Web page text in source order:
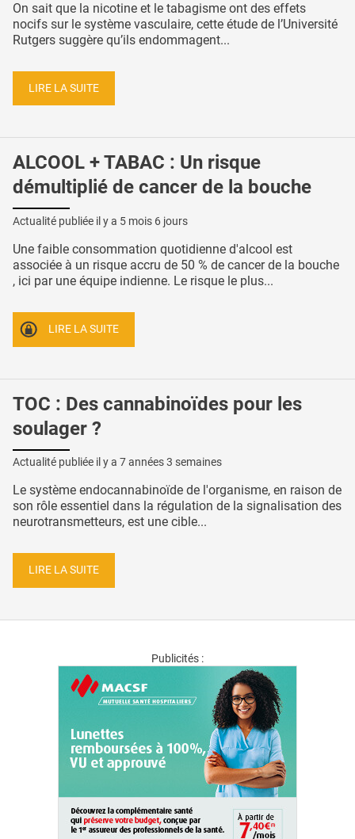
On sait que la nicotine et le tabagisme ont des effets
nocifs sur le système vasculaire, cette étude de l’Université
Rutgers suggère qu’ils endommagent...
LIRE LA SUITE
ALCOOL + TABAC : Un risque
démultiplié de cancer de la bouche
Actualité publiée il y a 5 mois 6 jours
Une faible consommation quotidienne d'alcool est
associée à un risque accru de 50 % de cancer de la bouche
, ici par une équipe indienne. Le risque le plus...
LIRE LA SUITE
TOC : Des cannabinoïdes pour les
soulager ?
Actualité publiée il y a 7 années 3 semaines
Le système endocannabinoïde de l'organisme, en raison de
son rôle essentiel dans la régulation de la signalisation des
neurotransmetteurs, est une cible...
LIRE LA SUITE
Publicités :